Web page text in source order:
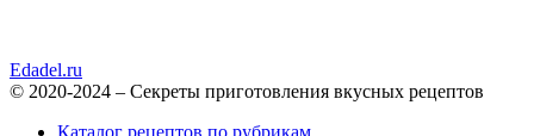
Edadel.ru
© 2020-2024 – Секреты приготовления вкусных рецептов
Каталог рецептов по рубрикам